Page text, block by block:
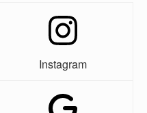
Instagram